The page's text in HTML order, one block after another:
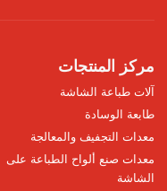
مركز المنتجات
آلات طباعة الشاشة
طابعة الوسادة
معدات التجفيف والمعالجة
معدات صنع ألواح الطباعة على
الشاشة